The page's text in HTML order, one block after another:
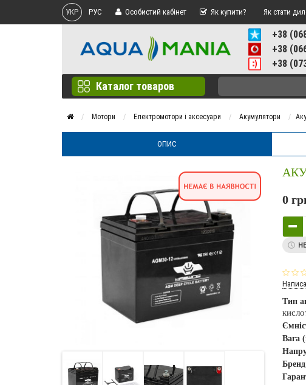
УКР РУС Особистий кабінет Як купити? Як стати
+38
+38
+38
Каталог товаров
Мотори Електромотори і аксесуари Акумулятори
ОПИС
0
Тип
Вага